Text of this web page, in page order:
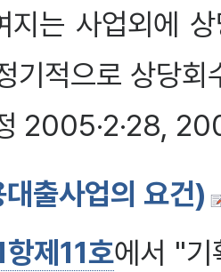
지는 사업외에
기적으로 상당
2005·2·28,
출사업의 요건)
제11호에서 "기